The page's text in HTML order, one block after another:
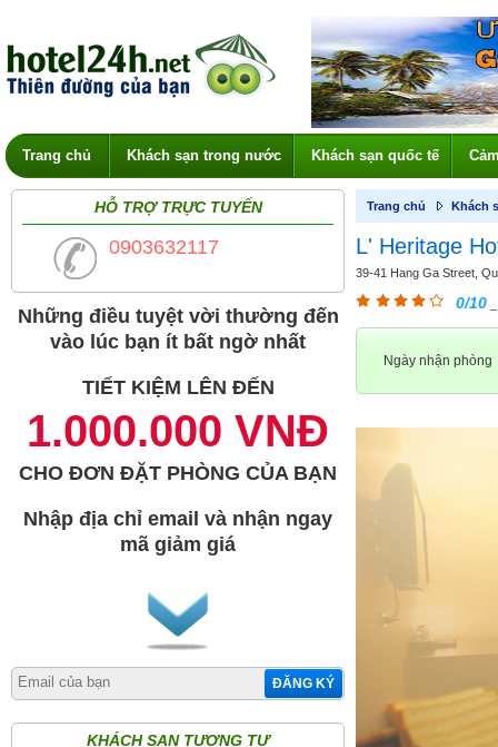
Trang chủ Khách sạn trong nước Khách sạn quốc tế
HỖ TRỢ TRỰC TUYẾN
0903632117
Những điều tuyệt vời thường đến
vào lúc bạn ít bất ngờ nhất
TIẾT KIỆM LÊN ĐẾN
1.000.000 VNĐ
CHO ĐƠN ĐẶT PHÒNG CỦA BẠN
Nhập địa chỉ email và nhận ngay
mã giảm giá
ĐĂNG KÝ
KHÁCH SẠN TƯƠNG TỰ
Trang chủ Khách
L' Heritage
39-41 Hang Ga Street,
0/10
Ngày nhận phòng